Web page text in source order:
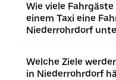
Wie viele
einem Taxi eine
Niederrohrdorf
Welche Ziele
in Niederrohrdorf